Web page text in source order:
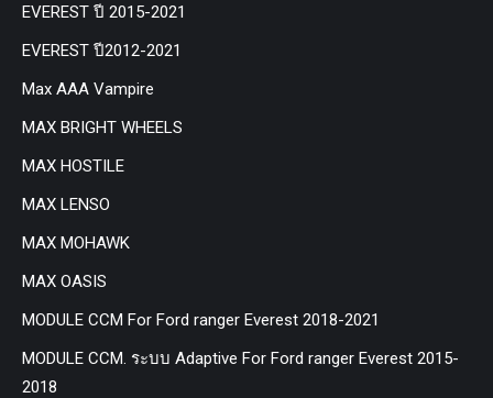
EVEREST ปี 2015-2021
EVEREST ปี2012-2021
Max AAA Vampire
MAX BRIGHT WHEELS
MAX HOSTILE
MAX LENSO
MAX MOHAWK
MAX OASIS
MODULE CCM For Ford ranger Everest 2018-2021
MODULE CCM. ระบบ Adaptive For Ford ranger Everest 2015-
2018